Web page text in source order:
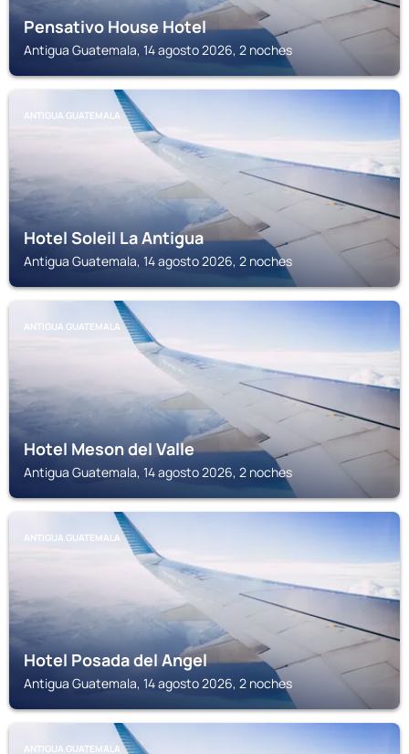
Pensativo House Hotel
Antigua Guatemala, 14 agosto 2026, 2 noches
ANTIGUA GUATEMALA
Hotel Soleil La Antigua
Antigua Guatemala, 14 agosto 2026, 2 noches
ANTIGUA GUATEMALA
Hotel Meson del Valle
Antigua Guatemala, 14 agosto 2026, 2 noches
ANTIGUA GUATEMALA
Hotel Posada del Angel
Antigua Guatemala, 14 agosto 2026, 2 noches
ANTIGUA GUATEMALA